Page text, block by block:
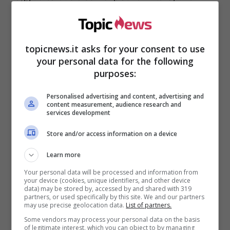
Ella da molto tempo è legata a Carla e sul
bellissimo rapporto che le due hanno ha
affermato: “Conosco Carla da quarant’anni, e ho
in lei totale fiducia. Se non ci fosse Penelope,
topicnews.it asks for your consent to use
your personal data for the following
purposes:
Personalised advertising and content, advertising and
content measurement, audience research and
services development
Store and/or access information on a device
Learn more
Your personal data will be processed and information from
your device (cookies, unique identifiers, and other device
data) may be stored by, accessed by and shared with 319
partners, or used specifically by this site. We and our partners
may use precise geolocation data. List of partners.
Some vendors may process your personal data on the basis
of legitimate interest, which you can object to by managing